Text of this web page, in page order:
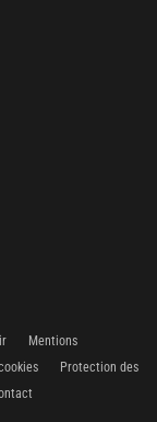
Mentions
Protection des